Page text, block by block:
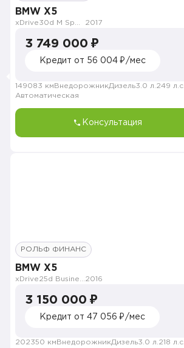
BMW X5
2017
3 749 000 ₽
Кредит от 56 004 ₽/мес
149083 км ВнедорожникДизель3.0 л. 249 л.с.
Автоматическая
Консультация
РОЛЬФ ФИНАНС
BMW X5
2016
3 150 000 ₽
Кредит от 47 056 ₽/мес
202350 км ВнедорожникДизель3.0 л. 218 л.с.